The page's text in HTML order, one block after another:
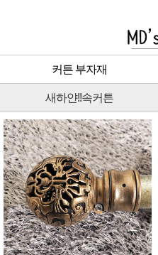
커튼 부자재
새하얀!!속커튼